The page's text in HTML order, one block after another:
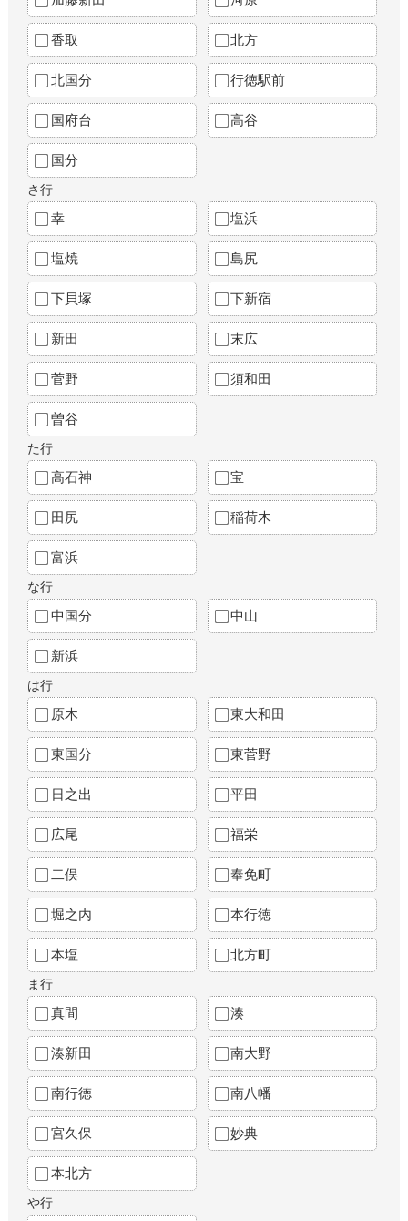
香取 北方
北国分 行徳駅前
国府台 高谷
国分
さ行
幸 塩浜
塩焼 島尻
下貝塚 下新宿
新田 末広
菅野 須和田
曽谷
た行
高石神 宝
田尻 稲荷木
富浜
な行
中国分 中山
新浜
は行
原木 東大和田
東国分 東菅野
日之出 平田
広尾 福栄
二俣 奉免町
堀之内 本行徳
本塩 北方町
ま行
真間 湊
湊新田 南大野
南行徳 南八幡
宮久保 妙典
本北方
や行